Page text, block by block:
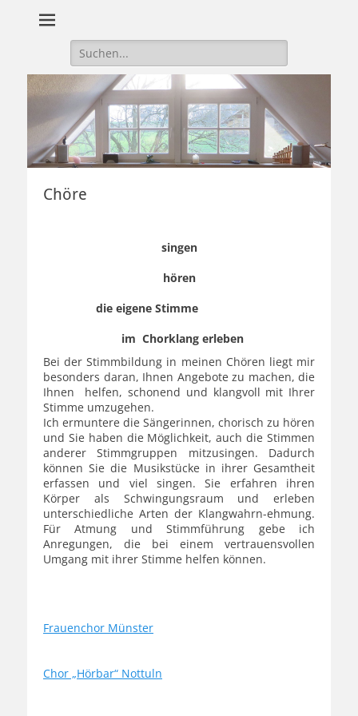
Suche
nach:
Chöre
singen
hören
die eigene Stimme
im Chorklang erleben
Bei der Stimmbildung in meinen Chören liegt mir
besonders daran, Ihnen Angebote zu machen, die
Ihnen helfen, schonend und klangvoll mit Ihrer
Stimme umzugehen.
Ich ermuntere die Sängerinnen, chorisch zu hören
und Sie haben die Möglichkeit, auch die Stimmen
anderer Stimmgruppen mitzusingen. Dadurch
können Sie die Musikstücke in ihrer Gesamtheit
erfassen und viel singen. Sie erfahren ihren
Körper als Schwingungsraum und erleben
unterschiedliche Arten der Klangwahrn-ehmung.
Für Atmung und Stimmführung gebe ich
Anregungen, die bei einem vertrauensvollen
Umgang mit ihrer Stimme helfen können.
Frauenchor Münster
Chor „Hörbar“ Nottuln